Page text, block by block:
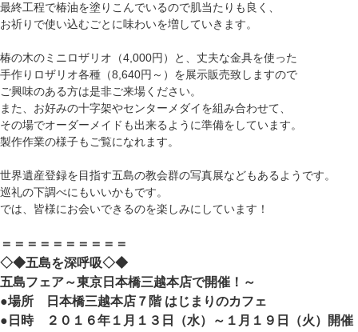
最終工程で椿油を塗りこんでいるので肌当たりも良く、
お祈りで使い込むごとに味わいを増していきます。
椿の木のミニロザリオ（4,000円）と、丈夫な金具を使った
手作りロザリオ各種（8,640円～）を展示販売致しますので
ご興味のある方は是非ご来場ください。
また、お好みの十字架やセンターメダイを組み合わせて、
その場でオーダーメイドも出来るように準備をしています。
製作作業の様子もご覧になれます。
世界遺産登録を目指す五島の教会群の写真展などもあるようです。
巡礼の下調べにもいいかもです。
では、皆様にお会いできるのを楽しみにしています！
＝＝＝＝＝＝＝＝＝＝
◇◆五島を深呼吸◇◆
五島フェア～東京日本橋三越本店で開催！～
●場所 日本橋三越本店７階 はじまりのカフェ
●日時 ２０１６年１月１３日（水）～１月１９日（火）開催